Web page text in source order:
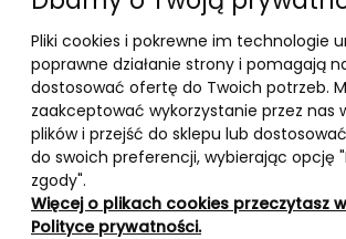
INFORMACJE
O NAS
Pliki cookies i pokrewne im technologie
poprawne działanie strony i pomagają
dostosować ofertę do Twoich potrzeb.
zaakceptować wykorzystanie przez nas
plików i przejść do sklepu lub
do swoich preferencji, wybierając opcję
zgody".
Więcej o plikach cookies przeczytasz
Polityce prywatności.